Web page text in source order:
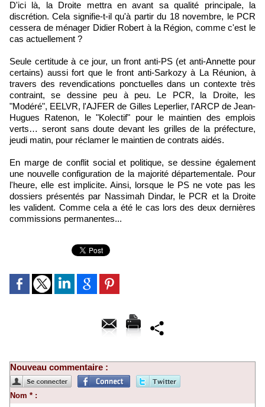
D'ici là, la Droite mettra en avant sa qualité principale, la
discrétion. Cela signifie-t-il qu'à partir du 18 novembre, le PCR
cessera de ménager Didier Robert à la Région, comme c'est le
cas actuellement ?
Seule certitude à ce jour, un front anti-PS (et anti-Annette pour
certains) aussi fort que le front anti-Sarkozy à La Réunion, à
travers des revendications ponctuelles dans un contexte très
contraint, se dessine peu à peu. Le PCR, la Droite, les
"Modéré", EELVR, l'AJFER de Gilles Leperlier, l'ARCP de Jean-
Hugues Ratenon, le "Kolectif" pour le maintien des emplois
verts… seront sans doute devant les grilles de la préfecture,
jeudi matin, pour réclamer le maintien de contrats aidés.
En marge de conflit social et politique, se dessine également
une nouvelle configuration de la majorité départementale. Pour
l'heure, elle est implicite. Ainsi, lorsque le PS ne vote pas les
dossiers présentés par Nassimah Dindar, le PCR et la Droite
les valident. Comme cela a été le cas lors des deux dernières
commissions permanentes...
Nouveau commentaire :
Nom * :